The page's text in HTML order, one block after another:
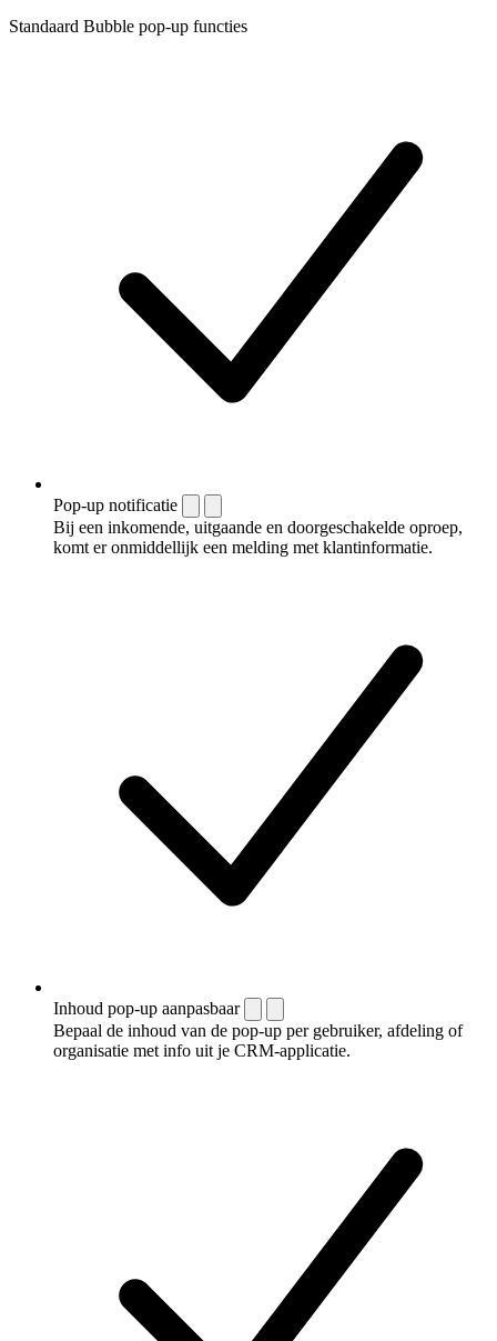
Standaard Bubble pop-up functies
Pop-up notificatie
Bij een inkomende, uitgaande en doorgeschakelde oproep,
komt er onmiddellijk een melding met klantinformatie.
Inhoud pop-up aanpasbaar
Bepaal de inhoud van de pop-up per gebruiker, afdeling of
organisatie met info uit je CRM-applicatie.